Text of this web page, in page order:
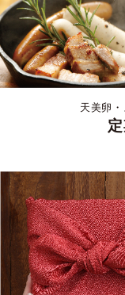
天美卵